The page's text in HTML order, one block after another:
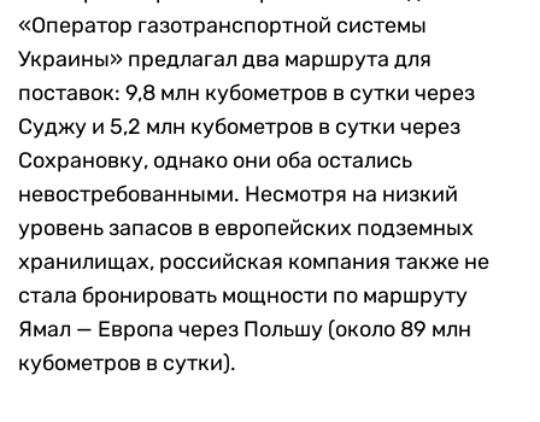
«Оператор газотранспортной системы
Украины» предлагал два маршрута для
поставок: 9,8 млн кубометров в сутки через
Суджу и 5,2 млн кубометров в сутки через
Сохрановку, однако они оба остались
невостребованными. Несмотря на низкий
уровень запасов в европейских подземных
хранилищах, российская компания также не
стала бронировать мощности по маршруту
Ямал — Европа через Польшу (около 89 млн
кубометров в сутки).